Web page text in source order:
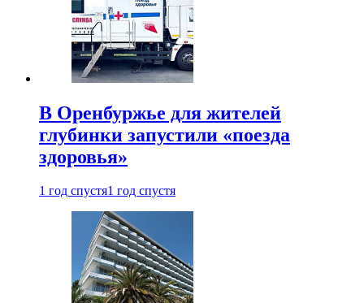
В Оренбуржье для жителей
глубинки запустили «поезда
здоровья»
1 год спустя1 год спустя